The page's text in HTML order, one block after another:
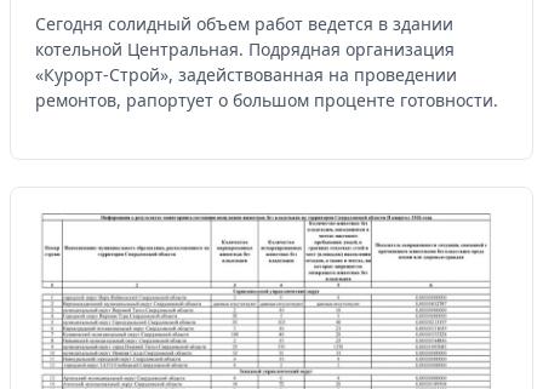
Сегодня солидный объем работ ведется в здании
котельной Центральная. Подрядная организация
«Курорт-Строй», задействованная на проведении
ремонтов, рапортует о большом проценте готовности.